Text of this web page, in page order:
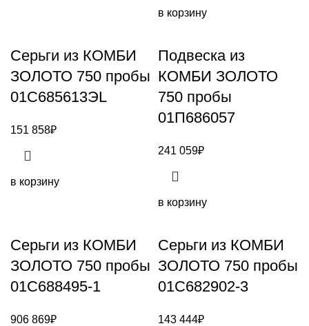
в корзину
Серьги из КОМБИ
ЗОЛОТО 750 пробы
01С685613ЭL
151 858₽
в корзину
Подвеска из
КОМБИ ЗОЛОТО
750 пробы
01П686057
241 059₽
в корзину
Серьги из КОМБИ
ЗОЛОТО 750 пробы
01С688495-1
906 869₽
Серьги из КОМБИ
ЗОЛОТО 750 пробы
01С682902-3
143 444₽